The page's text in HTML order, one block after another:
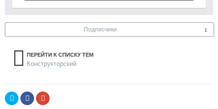
Подписчики 1
ПЕРЕЙТИ К СПИСКУ ТЕМ
Конструкторский